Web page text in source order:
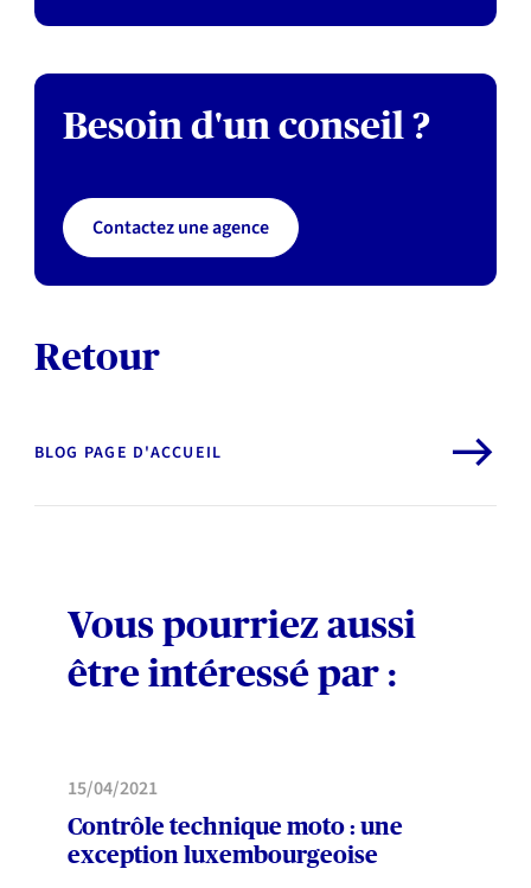
Besoin d'un conseil ?
Contactez une agence
Retour
BLOG PAGE D'ACCUEIL
Vous pourriez aussi
être intéressé par :
MOBILITÉ
15/04/2021
Contrôle technique moto : une
exception luxembourgeoise